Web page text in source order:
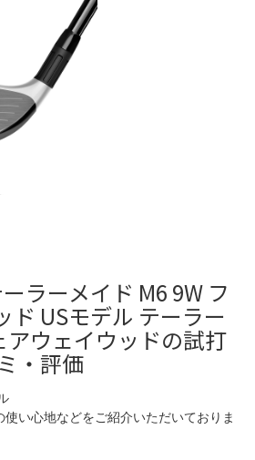
ラーメイド M6 9W フ
ド USモデル テーラー
アウェイウッドの試打
・評価
い心地などをご紹介いただいておりま